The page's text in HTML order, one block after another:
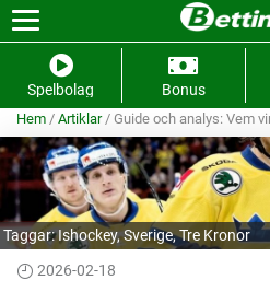
Spelbolag Bonus
Hem / Artiklar/ Guide och analys: Vem
Taggar:Ishockey,Sverige,Tre Kronor
2026-02-18